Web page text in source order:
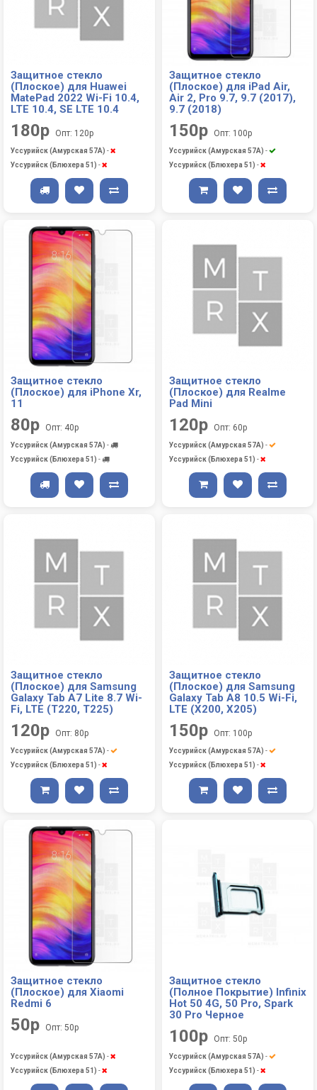
Защитное стекло
(Плоское) для Huawei
MatePad 2022 Wi-Fi 10.4,
LTE 10.4, SE LTE 10.4
180р Опт: 120р
Уссурийск (Амурская 57А) -
Уссурийск (Блюхера 51) -
Защитное стекло
(Плоское) для iPad Air,
Air 2, Pro 9.7, 9.7 (2017),
9.7 (2018)
150р Опт: 100р
Уссурийск (Амурская 57А) -
Уссурийск (Блюхера 51) -
Защитное стекло
(Плоское) для iPhone Xr,
11
80р Опт: 40р
Уссурийск (Амурская 57А) -
Уссурийск (Блюхера 51) -
Защитное стекло
(Плоское) для Realme
Pad Mini
120р Опт: 60р
Уссурийск (Амурская 57А) -
Уссурийск (Блюхера 51) -
Защитное стекло
(Плоское) для Samsung
Galaxy Tab A7 Lite 8.7 Wi-
Fi, LTE (T220, T225)
120р Опт: 80р
Уссурийск (Амурская 57А) -
Уссурийск (Блюхера 51) -
Защитное стекло
(Плоское) для Samsung
Galaxy Tab A8 10.5 Wi-Fi,
LTE (X200, X205)
150р Опт: 100р
Уссурийск (Амурская 57А) -
Уссурийск (Блюхера 51) -
Защитное стекло
(Плоское) для Xiaomi
Redmi 6
50р Опт: 50р
Уссурийск (Амурская 57А) -
Уссурийск (Блюхера 51) -
Защитное стекло
(Полное Покрытие) Infinix
Hot 50 4G, 50 Pro, Spark
30 Pro Черное
100р Опт: 50р
Уссурийск (Амурская 57А) -
Уссурийск (Блюхера 51) -